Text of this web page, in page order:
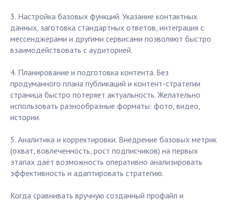
3. Настройка базовых функций. Указание контактных
данных, заготовка стандартных ответов, интеграция с
мессенджерами и другими сервисами позволяют быстро
взаимодействовать с аудиторией.
4. Планирование и подготовка контента. Без
продуманного плана публикаций и контент-стратегии
страница быстро потеряет актуальность. Желательно
использовать разнообразные форматы: фото, видео,
истории.
5. Аналитика и корректировки. Внедрение базовых метрик
(охват, вовлеченность, рост подписчиков) на первых
этапах даёт возможность оперативно анализировать
эффективность и адаптировать стратегию.
Когда сравнивать вручную созданный профайл и